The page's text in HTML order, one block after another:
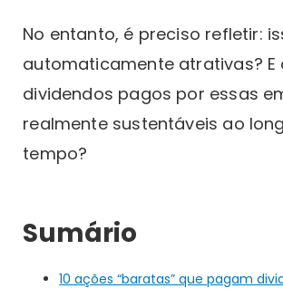
No entanto, é preciso refletir:
automaticamente atrativas? E
dividendos pagos por essas
realmente sustentáveis ao
tempo?
Sumário
10 ações “baratas” que pagam